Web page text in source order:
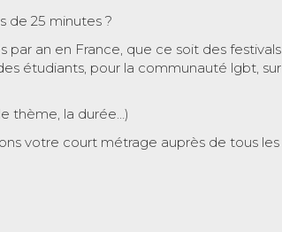
de 25 minutes ?
par an en France, que ce soit des festivals
étudiants, pour la communauté lgbt, sur
thème, la durée…)
votre court métrage auprès de tous les